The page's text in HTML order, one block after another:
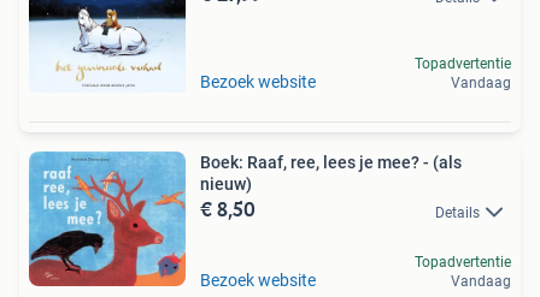
Bezoek website
Topadvertentie
Vandaag
Boek: Raaf, ree, lees je mee? - (als
nieuw)
€ 8,50 Details
Bezoek website
Topadvertentie
Vandaag